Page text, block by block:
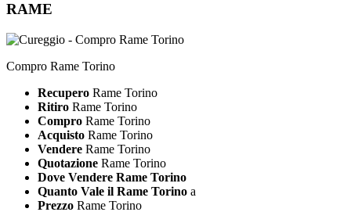
RAME
Compro Rame Torino
Recupero Rame Torino
Ritiro Rame Torino
Compro Rame Torino
Acquisto Rame Torino
Vendere Rame Torino
Quotazione Rame Torino
Dove Vendere Rame Torino
Quanto Vale il Rame Torino a
Prezzo Rame Torino